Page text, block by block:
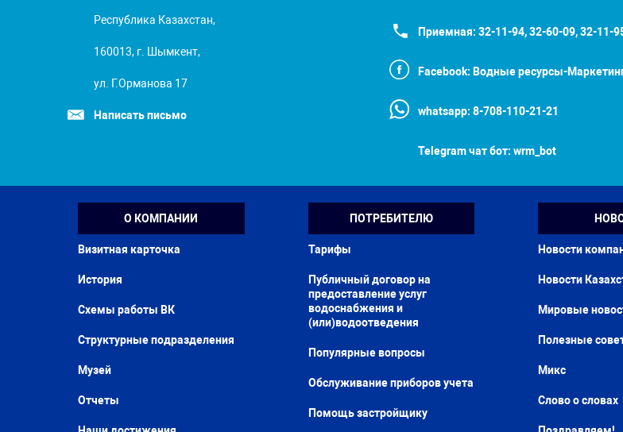
Республика Казахстан,
160013, г. Шымкент,
ул. Г.Орманова 17
Написать письмо
Приемная: 32-11-94, 32-60-09, 32-11-
Facebook: Водные ресурсы-
whatsapp: 8-708-110-21-21
Telegram чат бот: wrm_bot
О КОМПАНИИ
Визитная карточка
История
Схемы работы ВК
Структурные подразделения
Музей
Отчеты
ПОТРЕБИТЕЛЮ
Тарифы
Публичный договор на
предоставление услуг
водоснабжения и
(или)водоотведения
Популярные вопросы
Обслуживание приборов учета
Помощь застройщику
Новости
Новости
Мировые
Полезные
Микс
Слово о словах